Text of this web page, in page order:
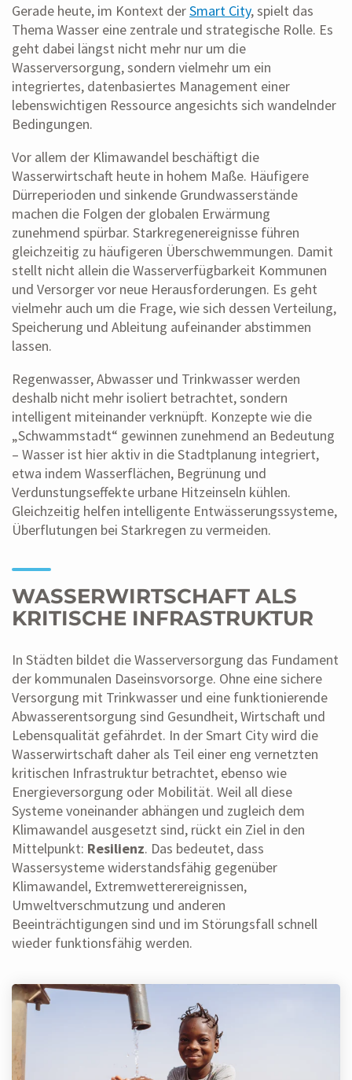
Gerade heute, im Kontext derSmart City, spielt das
Thema Wasser eine zentrale und strategische Rolle. Es
geht dabei längst nicht mehr nur um die
Wasserversorgung, sondern vielmehr um ein
integriertes, datenbasiertes Management einer
lebenswichtigen Ressource angesichts sich wandelnder
Bedingungen.
Vor allem der Klimawandel beschäftigt die
Wasserwirtschaft heute in hohem Maße. Häufigere
Dürreperioden und sinkende Grundwasserstände
machen die Folgen der globalen Erwärmung
zunehmend spürbar. Starkregenereignisse führen
gleichzeitig zu häufigeren Überschwemmungen. Damit
stellt nicht allein die Wasserverfügbarkeit Kommunen
und Versorger vor neue Herausforderungen. Es geht
vielmehr auch um die Frage, wie sich dessen Verteilung,
Speicherung und Ableitung aufeinander abstimmen
lassen.
Regenwasser, Abwasser und Trinkwasser werden
deshalb nicht mehr isoliert betrachtet, sondern
intelligent miteinander verknüpft. Konzepte wie die
„Schwammstadt“ gewinnen zunehmend an Bedeutung
– Wasser ist hier aktiv in die Stadtplanung integriert,
etwa indem Wasserflächen, Begrünung und
Verdunstungseffekte urbane Hitzeinseln kühlen.
Gleichzeitig helfen intelligente Entwässerungssysteme,
Überflutungen bei Starkregen zu vermeiden.
WASSERWIRTSCHAFT ALS
KRITISCHE INFRASTRUKTUR
In Städten bildet die Wasserversorgung das Fundament
der kommunalen Daseinsvorsorge. Ohne eine sichere
Versorgung mit Trinkwasser und eine funktionierende
Abwasserentsorgung sind Gesundheit, Wirtschaft und
Lebensqualität gefährdet. In der Smart City wird die
Wasserwirtschaft daher als Teil einer eng vernetzten
kritischen Infrastruktur betrachtet, ebenso wie
Energieversorgung oder Mobilität. Weil all diese
Systeme voneinander abhängen und zugleich dem
Klimawandel ausgesetzt sind, rückt ein Ziel in den
Mittelpunkt: Resilienz. Das bedeutet, dass
Wassersysteme widerstandsfähig gegenüber
Klimawandel, Extremwetterereignissen,
Umweltverschmutzung und anderen
Beeinträchtigungen sind und im Störungsfall schnell
wieder funktionsfähig werden.